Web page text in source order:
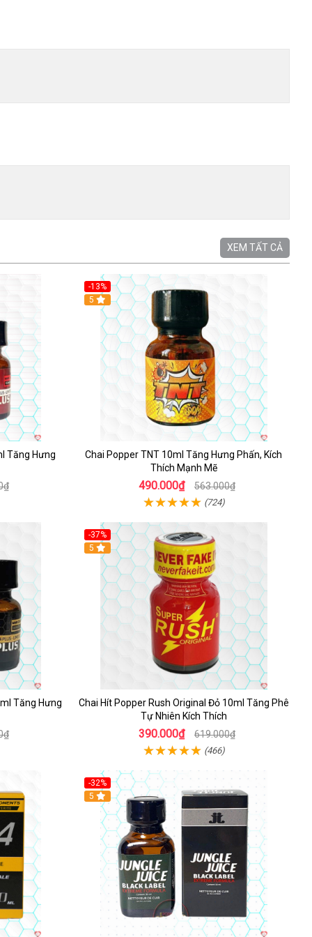
XEM TẤT CẢ
Tăng Hưng
-13%
5
Chai Popper TNT 10ml Tăng Hưng Phấn, Kích
Thích Mạnh Mẽ
490.000₫ 563.000₫
(724)
Tăng Hưng
-37%
5
Chai Hít Popper Rush Original Đỏ 10ml Tăng Phê
Tự Nhiên Kích Thích
390.000₫ 619.000₫
(466)
-32%
5